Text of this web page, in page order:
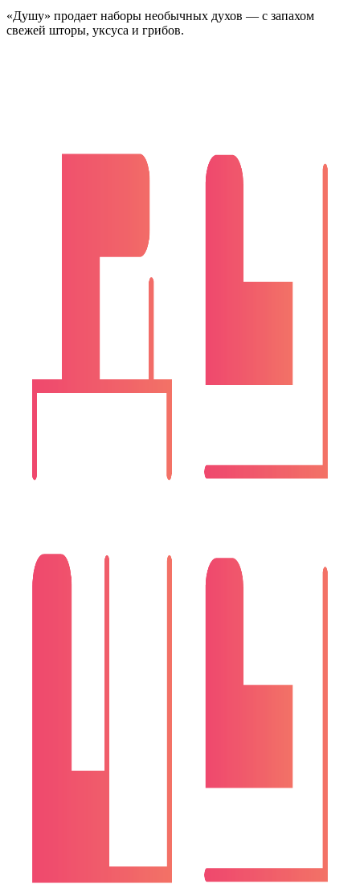
«Душу» продает наборы необычных духов — с запахом
свежей шторы, уксуса и грибов.